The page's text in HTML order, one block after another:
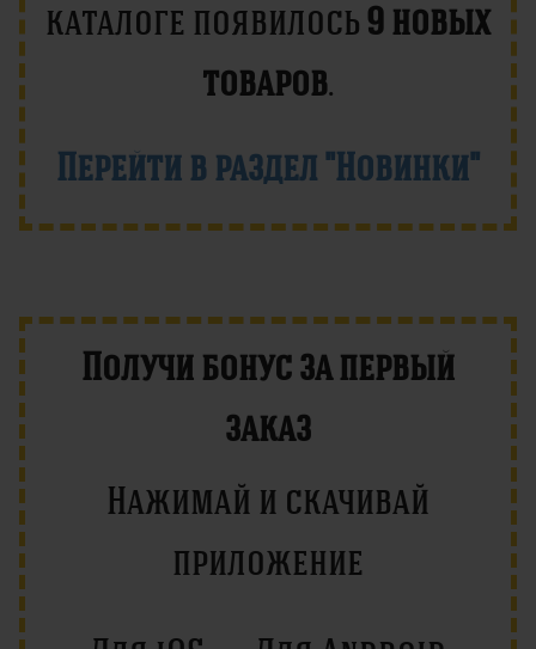
каталоге появилось 9 новых
товаров.
Перейти в раздел "Новинки"
Получи бонус за первый
заказ
Нажимай и скачивай
приложение